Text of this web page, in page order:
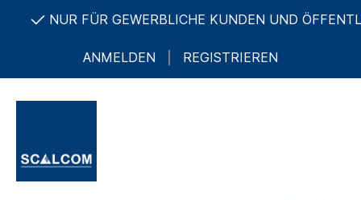
GEWERBLICHE KUNDEN UND ÖFFENTLICHE
ANMELDEN REGISTRIEREN